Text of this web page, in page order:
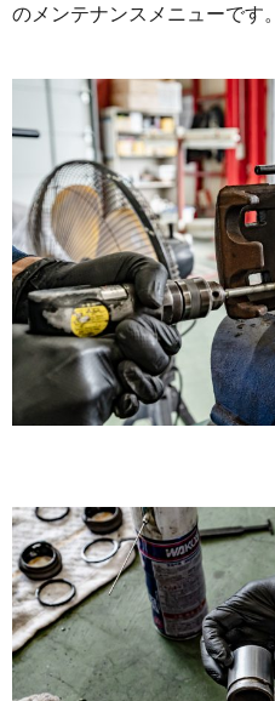
のメンテナンスメニューです。